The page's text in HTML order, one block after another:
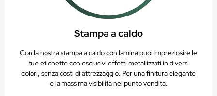
Stampa a caldo
Con la nostra stampa a caldo con lamina puoi impreziosire le
tue etichette con esclusivi effetti metallizzati in diversi
colori, senza costi di attrezzaggio. Per una finitura elegante
e la massima visibilità nel punto vendita.